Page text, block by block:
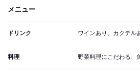
メニュー
ドリンク ワインあり、カクテル
料理 野菜料理にこだわる、